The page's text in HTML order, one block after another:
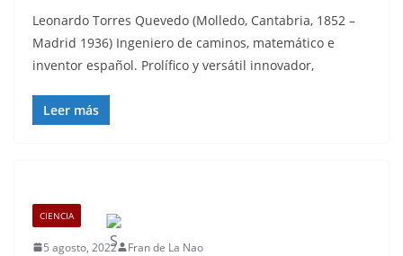
Leonardo Torres Quevedo (Molledo, Cantabria, 1852 –
Madrid 1936) Ingeniero de caminos, matemático e
inventor español. Prolífico y versátil innovador,
Leer más
CIENCIA
5 agosto, 2022 Fran de La Nao